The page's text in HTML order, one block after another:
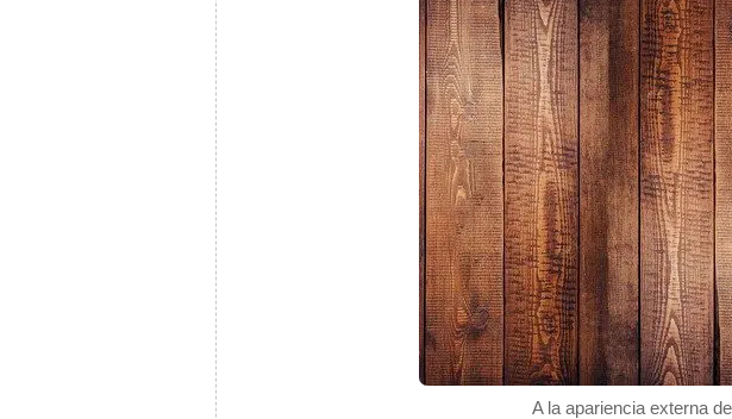
A la apariencia externa